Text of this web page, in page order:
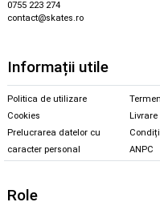
0755 223 274
contact@skates.ro
Informații utile
Politica de utilizare
Cookies
Prelucrarea datelor cu
caracter personal
Livrare
ANPC
Role